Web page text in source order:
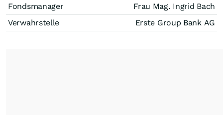
Fondsmanager
Frau Mag. Ingrid Bach
Verwahrstelle
Erste Group Bank AG